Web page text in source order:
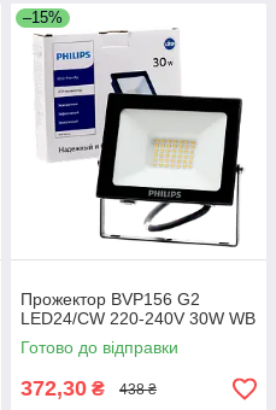
–15%
Прожектор BVP156 G2
LED24/CW 220-240V 30W WB
Готово до відправки
372,30 ₴ 438 ₴